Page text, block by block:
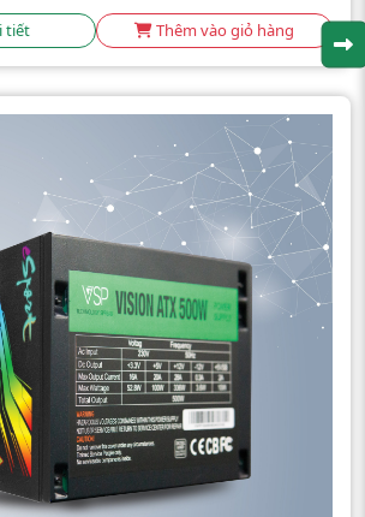
tiết Thêm vào giỏ hàng